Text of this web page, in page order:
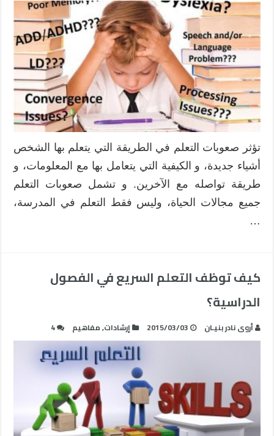
تؤثر صعوبات التعلم في الطريقة التي يتعلم بها الشخص
أشياء جديدة، و الكيفية التي يتعامل بها مع المعلومات، و
طريقة تواصله مع الآخرين. و تشمل صعوبات التعلم
جميع مجالات الحياة، وليس فقط التعلم في المدرسة،
…
كيف توظف التعلم السريع في الفصول
الدراسية؟
أروى نادر بنيـان 2015/03/03 إرشادات,مفاهيم 4